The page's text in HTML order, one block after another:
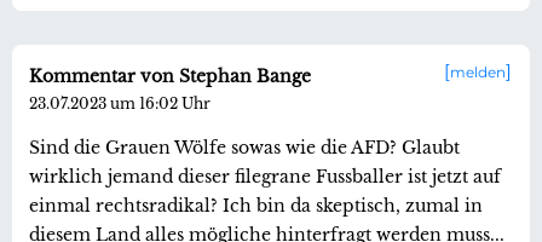
melden
Kommentar von Stephan Bange
23.07.2023 um 16:02 Uhr
Sind die Grauen Wölfe sowas wie die AFD? Glaubt
wirklich jemand dieser filegrane Fussballer ist jetzt auf
einmal rechtsradikal? Ich bin da skeptisch, zumal in
diesem Land alles mögliche hinterfragt werden muss...